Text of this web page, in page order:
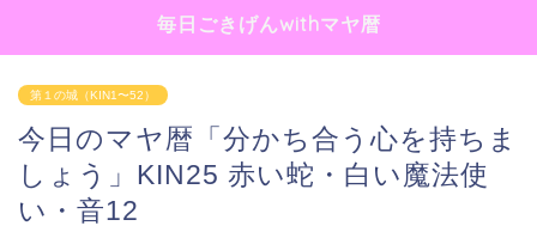
毎日ごきげんwithマヤ暦
第１の城（KIN1〜52）
今日のマヤ暦「分かち合う心を持ちま
しょう」KIN25 赤い蛇・白い魔法使
い・音12